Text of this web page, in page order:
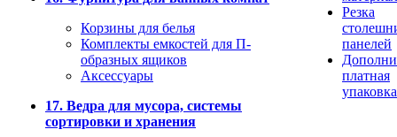
Корзины для белья
Комплекты емкостей для П-
образных ящиков
Аксессуары
17. Ведра для мусора, системы
сортировки и хранения
Резка
панелей
платная
упаковка